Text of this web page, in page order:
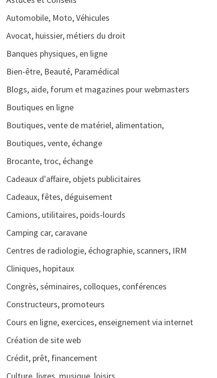
Automobile, Moto, Véhicules
Avocat, huissier, métiers du droit
Banques physiques, en ligne
Bien-être, Beauté, Paramédical
Blogs, aide, forum et magazines pour webmasters
Boutiques en ligne
Boutiques, vente de matériel, alimentation,
Boutiques, vente, échange
Brocante, troc, échange
Cadeaux d'affaire, objets publicitaires
Cadeaux, fêtes, déguisement
Camions, utilitaires, poids-lourds
Camping car, caravane
Centres de radiologie, échographie, scanners, IRM
Cliniques, hopitaux
Congrès, séminaires, colloques, conférences
Constructeurs, promoteurs
Cours en ligne, exercices, enseignement via internet
Création de site web
Crédit, prêt, financement
Culture, livres, musique, loisirs